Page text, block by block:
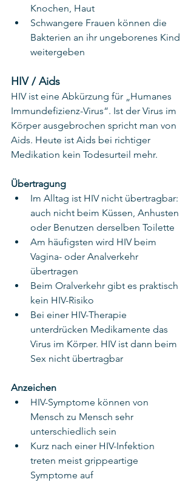
Knochen, Haut
Schwangere Frauen können die
Bakterien an ihr ungeborenes Kind
weitergeben
HIV / Aids
HIV ist eine Abkürzung für „Humanes
Immundefizienz-Virus“. Ist der Virus im
Körper ausgebrochen spricht man von
Aids. Heute ist Aids bei richtiger
Medikation kein Todesurteil mehr.
Übertragung
Im Alltag ist HIV nicht übertragbar:
auch nicht beim Küssen, Anhusten
oder Benutzen derselben Toilette
Am häufigsten wird HIV beim
Vagina- oder Analverkehr
übertragen
Beim Oralverkehr gibt es praktisch
kein HIV-Risiko
Bei einer HIV-Therapie
unterdrücken Medikamente das
Virus im Körper. HIV ist dann beim
Sex nicht übertragbar
Anzeichen
HIV-Symptome können von
Mensch zu Mensch sehr
unterschiedlich sein
Kurz nach einer HIV-Infektion
treten meist grippeartige
Symptome auf